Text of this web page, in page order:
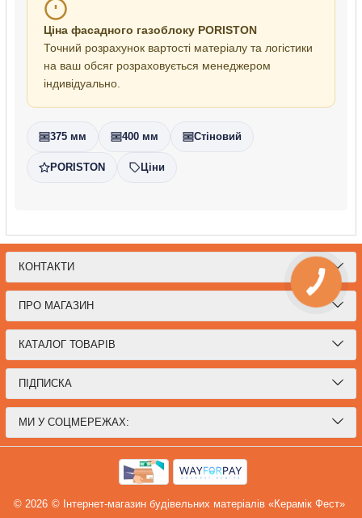
Ціна фасадного газоблоку PORISTON
Точний розрахунок вартості матеріалу та логістики
на ваш обсяг розраховується менеджером
індивідуально.
375 мм 400 мм Стіновий
PORISTON Ціни
КОНТАКТИ
ПРО МАГАЗИН
КАТАЛОГ ТОВАРІВ
ПІДПИСКА
МИ У СОЦМЕРЕЖАХ:
© 2026 © Інтернет-магазин будівельних матеріалів «Керамік Фест»
КНОПКА
СВЯЗИ